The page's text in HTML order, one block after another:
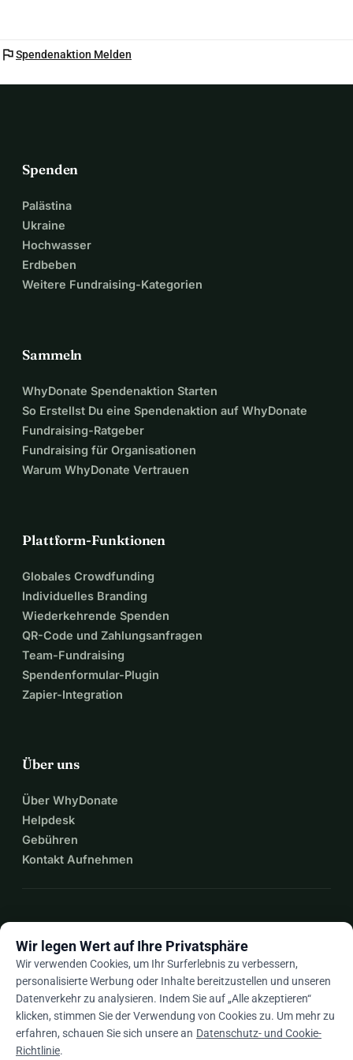
flagSpendenaktion Melden
Spenden
Palästina
Ukraine
Hochwasser
Erdbeben
Weitere Fundraising-Kategorien
Sammeln
WhyDonate Spendenaktion Starten
So Erstellst Du eine Spendenaktion auf WhyDonate
Fundraising-Ratgeber
Fundraising für Organisationen
Warum WhyDonate Vertrauen
Plattform-Funktionen
Globales Crowdfunding
Individuelles Branding
Wiederkehrende Spenden
QR-Code und Zahlungsanfragen
Team-Fundraising
Spendenformular-Plugin
Zapier-Integration
Über uns
Über WhyDonate
Helpdesk
Gebühren
Kontakt Aufnehmen
Dearrow_drop_down
★★★★★4,9 / 5 basierend auf 500+ Bewertungen
Wir legen Wert auf Ihre Privatsphäre
Wir verwenden Cookies, um Ihr Surferlebnis zu verbessern,
personalisierte Werbung oder Inhalte bereitzustellen und unseren
Datenverkehr zu analysieren. Indem Sie auf „Alle akzeptieren“
klicken, stimmen Sie der Verwendung von Cookies zu. Um mehr zu
erfahren, schauen Sie sich unsere an Datenschutz- und Cookie-
Richtlinie.